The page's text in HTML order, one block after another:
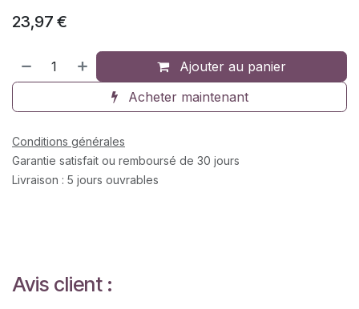
23,97 €
Ajouter au panier
Acheter maintenant
Conditions générales
Garantie satisfait ou remboursé de 30 jours
Livraison : 5 jours ouvrables
Avis client :